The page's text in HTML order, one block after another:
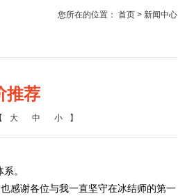
您所在的位置： 首页 > 新闻中心
推荐
大 中 小 】
。
感谢各位与我一直坚守在冰结师的第一